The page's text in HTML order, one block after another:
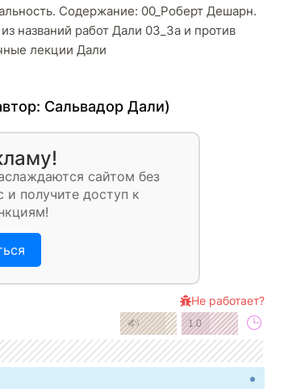
Содержание: 00_Роберт Дешарн.
названий работ Дали 03_За и против
лекции Дали
Сальвадор Дали)
сайтом без
получите доступ к
1.0
Не работает?